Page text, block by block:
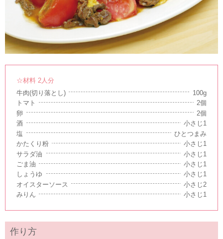
☆材料 2人分
牛肉(切り落とし)
100g
トマト
2個
卵
2個
酒
小さじ1
塩
ひとつまみ
かたくり粉
小さじ1
サラダ油
小さじ1
ごま油
小さじ1
しょうゆ
小さじ1
オイスターソース
小さじ2
みりん
小さじ1
作り方